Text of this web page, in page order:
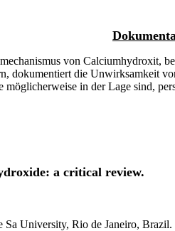
von Calciumhydroxit,
dokumentiert die Unwirksamkeit
in der Lage sind,
a critical review.
University, Rio de Janeiro, Brazil.